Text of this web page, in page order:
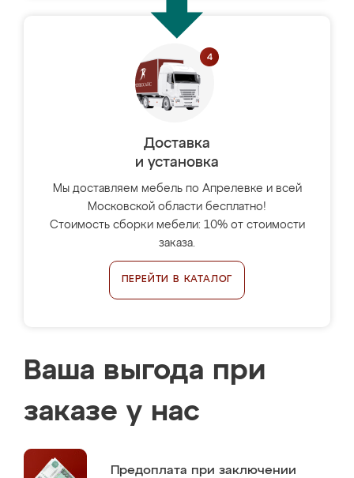
Доставка
и установка
Мы доставляем мебель по Апрелевке и всей
Московской области бесплатно!
Стоимость сборки мебели: 10% от стоимости
заказа.
ПЕРЕЙТИ В КАТАЛОГ
Ваша выгода при
заказе у нас
Предоплата при заключении